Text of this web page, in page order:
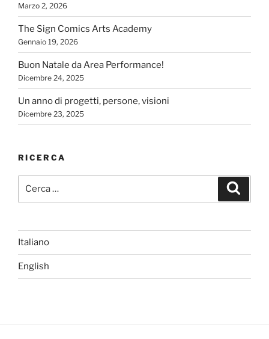
Marzo 2, 2026
The Sign Comics Arts Academy
Gennaio 19, 2026
Buon Natale da Area Performance!
Dicembre 24, 2025
Un anno di progetti, persone, visioni
Dicembre 23, 2025
RICERCA
Italiano
English